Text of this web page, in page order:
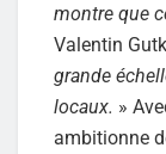
montre que
Valentin
grande
locaux. »
ambitionne